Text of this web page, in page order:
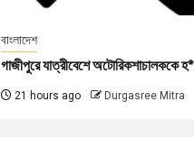
বাংলাদেশ
গাজীপুরে যাত্রীবেশে অটোরিকশাচালককে
21 hours ago Durgasree Mitra